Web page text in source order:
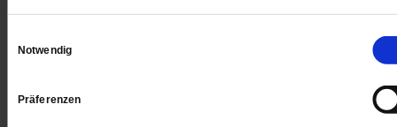
Notwendig
Präferenzen
/mehr